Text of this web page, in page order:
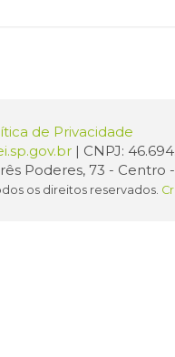
de Privacidade
| CNPJ:
Poderes, 73 - Centro
os direitos reservados.